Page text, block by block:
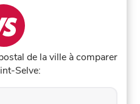
de la ville à comparer
Selve: